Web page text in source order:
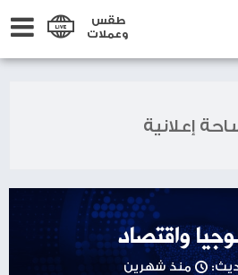
طقس
وعملات
إعلانية
واقتصاد
منذ شهرين